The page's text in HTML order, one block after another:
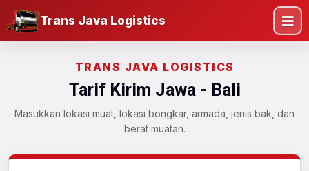
Trans Java Logistics
TRANS JAVA LOGISTICS
Tarif Kirim Jawa - Bali
Masukkan lokasi muat, lokasi bongkar, armada, jenis bak, dan
berat muatan.